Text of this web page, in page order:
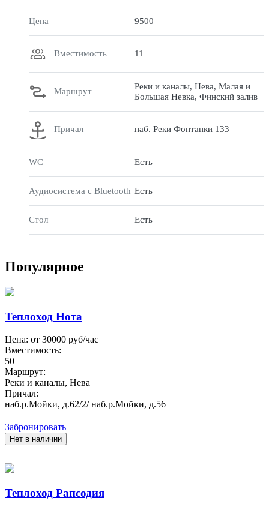
Цена 9500
Вместимость 11
Маршрут
Реки и каналы, Нева, Малая и
Большая Невка, Финский залив
Причал наб. Реки Фонтанки 133
WC Есть
Аудиосистема с Bluetooth Есть
Стол Есть
Популярное
Теплоход Нота
Цена: от 30000 руб/час
Вместимость:
50
Маршрут:
Реки и каналы, Нева
Причал:
наб.р.Мойки, д.62/2/ наб.р.Мойки, д.56
Забронировать
Нет в наличии
Теплоход Рапсодия